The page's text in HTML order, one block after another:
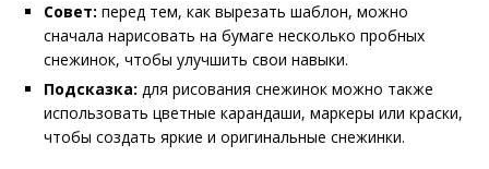
Совет: перед тем, как вырезать шаблон, можно
сначала нарисовать на бумаге несколько пробных
снежинок, чтобы улучшить свои навыки.
Подсказка: для рисования снежинок можно также
использовать цветные карандаши, маркеры или краски,
чтобы создать яркие и оригинальные снежинки.